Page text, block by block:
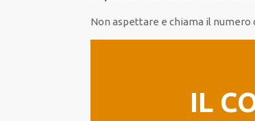
Non aspettare e chiama il
IL